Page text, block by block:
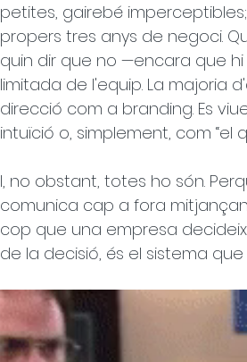
petites, gairebé
propers tres anys de negoci.
quin dir que no —encara que
limitada de l'equip. La majoria
direcció com a branding. Es
intuïció o, simplement, com “el
I, no obstant, totes ho són.
comunica cap a fora
cop que una empresa
de la decisió, és el sistema